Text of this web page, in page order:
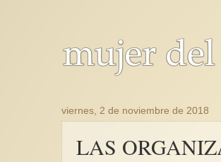
viernes, 2 de noviembre de 2018
LAS